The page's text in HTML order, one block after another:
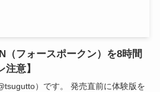
（フォースポークン）を8時間
意】
）です。 発売直前に体験版を